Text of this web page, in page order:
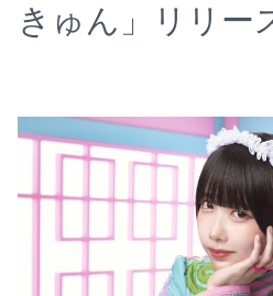
きゅん」リリー